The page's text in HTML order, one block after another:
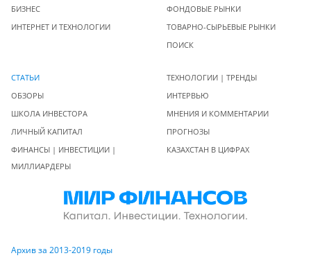
БИЗНЕС
ИНТЕРНЕТ И ТЕХНОЛОГИИ
ФОНДОВЫЕ РЫНКИ
ТОВАРНО-СЫРЬЕВЫЕ РЫНКИ
ПОИСК
СТАТЬИ
ОБЗОРЫ
ШКОЛА ИНВЕСТОРА
ЛИЧНЫЙ КАПИТАЛ
ФИНАНСЫ | ИНВЕСТИЦИИ |
МИЛЛИАРДЕРЫ
ТЕХНОЛОГИИ | ТРЕНДЫ
ИНТЕРВЬЮ
МНЕНИЯ И КОММЕНТАРИИ
ПРОГНОЗЫ
КАЗАХСТАН В ЦИФРАХ
Архив за 2013-2019 годы